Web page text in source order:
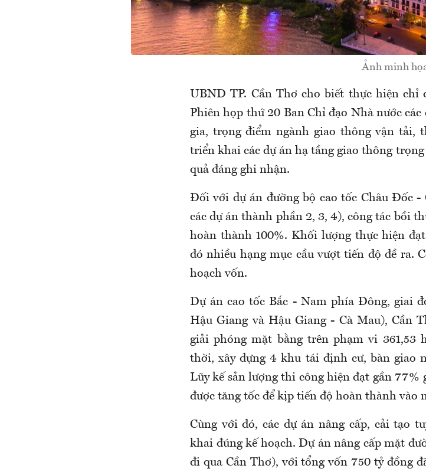
Ảnh minh
UBND TP. Cần Thơ cho biết thực hiện
Phiên họp thứ 20 Ban Chỉ đạo Nhà nước
gia, trọng điểm ngành giao thông vận tải,
triển khai các dự án hạ tầng giao thông
quả đáng ghi nhận.
Đối với dự án đường bộ cao tốc Châu Đốc -
các dự án thành phần 2, 3, 4), công tác bồi
hoàn thành 100%. Khối lượng thực hiện
đó nhiều hạng mục cầu vượt tiến độ đề ra.
hoạch vốn.
Dự án cao tốc Bắc - Nam phía Đông, giai
Hậu Giang và Hậu Giang - Cà Mau), Cần
giải phóng mặt bằng trên phạm vi 361,53
thời, xây dựng 4 khu tái định cư, bàn giao
Lũy kế sản lượng thi công hiện đạt gần 77%
được tăng tốc để kịp tiến độ hoàn thành vào
Cùng với đó, các dự án nâng cấp, cải tạo
khai đúng kế hoạch. Dự án nâng cấp mặt
đi qua Cần Thơ), với tổng vốn 750 tỷ đồng